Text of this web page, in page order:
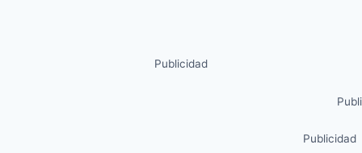
Publicidad
Publicidad